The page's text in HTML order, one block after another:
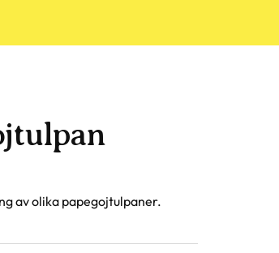
av olika papegojtulpaner.